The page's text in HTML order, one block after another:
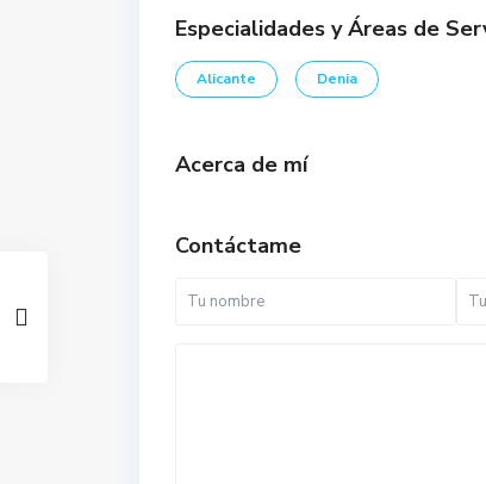
Especialidades y Áreas de
Alicante Denia
Acerca de mí
Contáctame